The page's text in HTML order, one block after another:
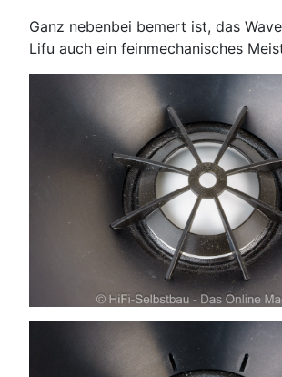
Ganz nebenbei bemert ist, das
Lifu auch ein feinmechanisches